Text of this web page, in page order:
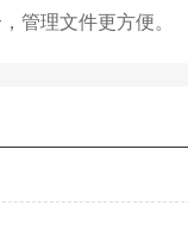
管理文件更方便。